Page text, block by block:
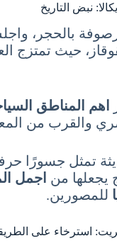
نبض التاريخ
بالحجر،
حيث تمتزج
اهم المناطق
والقرب من
تمثل جسورًا
يجعلها من اجمل
للمصورين.
استرخاء على